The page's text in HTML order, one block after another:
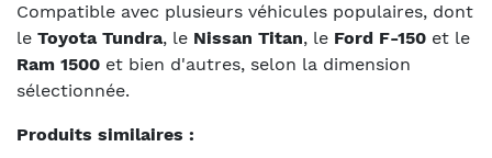
Compatible avec plusieurs véhicules populaires, dont
le Toyota Tundra, le Nissan Titan, le Ford F-150 et le
Ram 1500 et bien d'autres, selon la dimension
sélectionnée.
Produits similaires :